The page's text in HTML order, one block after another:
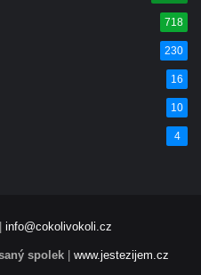
718
230
16
10
4
info@cokolivokoli.cz
spolek www.jestezijem.cz